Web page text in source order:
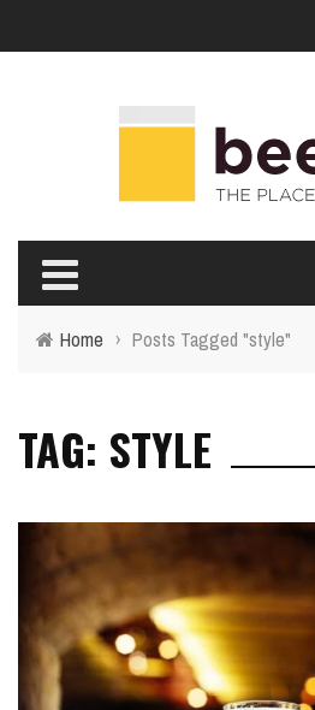
Home › Posts Tagged "style"
TAG: STYLE